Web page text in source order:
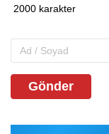
Gönder